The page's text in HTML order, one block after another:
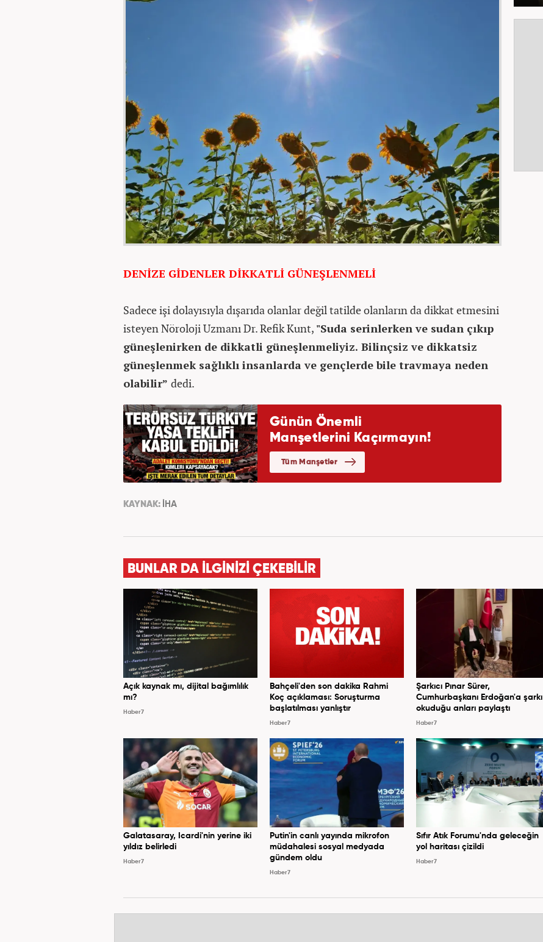
DENİZE GİDENLER DİKKATLİ GÜNEŞLENMELİ
Sadece işi dolayısıyla dışarıda olanlar değil tatilde olanların da dikkat etmesini
isteyen Nöroloji Uzmanı Dr. Refik Kunt, "Suda serinlerken ve sudan çıkıp
güneşlenirken de dikkatli güneşlenmeliyiz. Bilinçsiz ve dikkatsiz
güneşlenmek sağlıklı insanlarda ve gençlerde bile travmaya neden
olabilir” dedi.
KAYNAK: İHA
BUNLAR DA İLGİNİZİ ÇEKEBİLİR
Açık kaynak mı, dijital bağımlılık
mı?
Haber7
Bahçeli'den son dakika Rahmi
Koç açıklaması: Soruşturma
başlatılması yanlıştır
Haber7
Şarkıcı Pınar Sürer,
Cumhurbaşkanı Erdoğan'a şarkı
okuduğu anları paylaştı
Haber7
Galatasaray, Icardi'nin yerine iki
yıldız belirledi
Haber7
Putin'in canlı yayında mikrofon
müdahalesi sosyal medyada
gündem oldu
Haber7
Sıfır Atık Forumu'nda geleceğin
yol haritası çizildi
Haber7